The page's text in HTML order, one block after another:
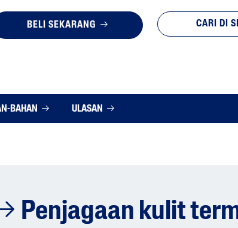
BELI SEKARANG CARI DI
BAHAN ULASAN
Penjagaan kulit